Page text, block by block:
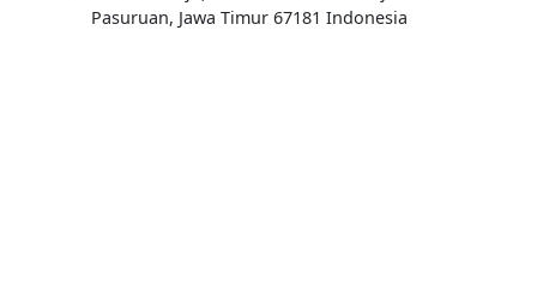
Pasuruan, Jawa Timur 67181 Indonesia